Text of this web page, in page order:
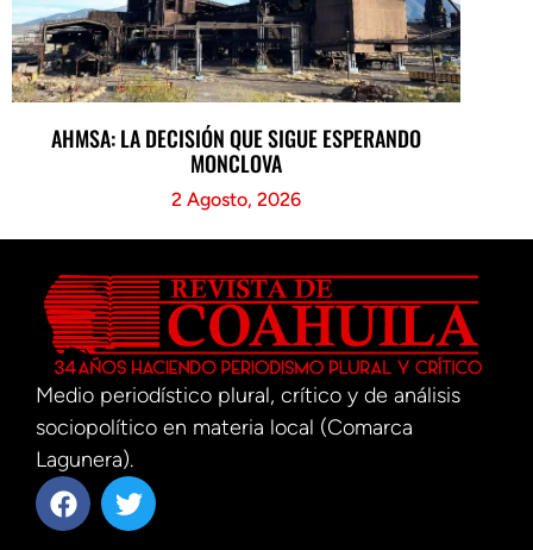
AHMSA: LA DECISIÓN QUE SIGUE ESPERANDO
MONCLOVA
2 Agosto, 2026
Medio periodístico plural, crítico y de análisis
sociopolítico en materia local (Comarca
Lagunera).